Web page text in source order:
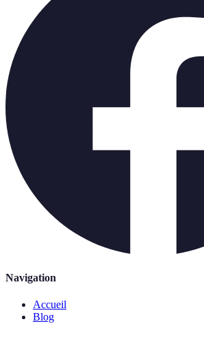
Navigation
Accueil
Blog